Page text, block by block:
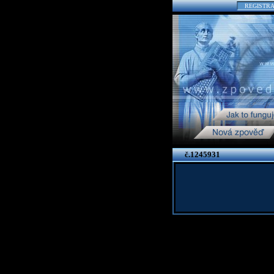
č.1245931